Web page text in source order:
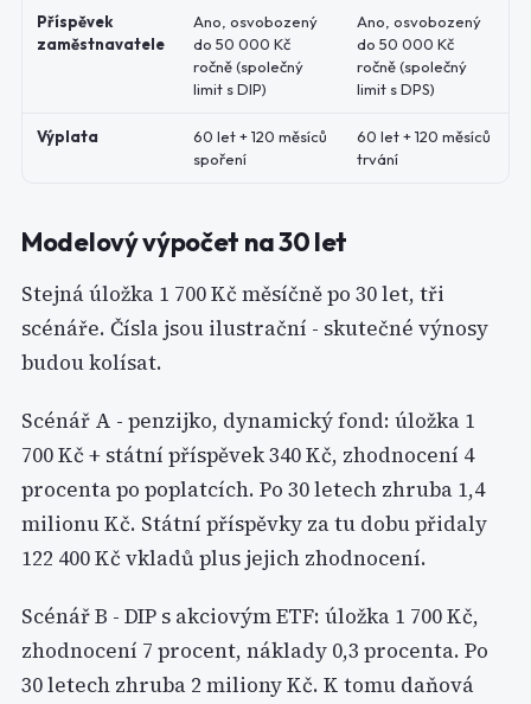
Příspěvek
zaměstnavatele
Ano, osvobozený
do 50 000 Kč
ročně (společný
limit s DIP)
Ano, osvobozený
do 50 000 Kč
ročně (společný
limit s DPS)
Výplata
60 let + 120 měsíců
spoření
60 let + 120 měsíců
trvání
Modelový výpočet na 30 let
Stejná úložka 1 700 Kč měsíčně po 30 let, tři
scénáře. Čísla jsou ilustrační - skutečné výnosy
budou kolísat.
Scénář A - penzijko, dynamický fond: úložka 1
700 Kč + státní příspěvek 340 Kč, zhodnocení 4
procenta po poplatcích. Po 30 letech zhruba 1,4
milionu Kč. Státní příspěvky za tu dobu přidaly
122 400 Kč vkladů plus jejich zhodnocení.
Scénář B - DIP s akciovým ETF: úložka 1 700 Kč,
zhodnocení 7 procent, náklady 0,3 procenta. Po
30 letech zhruba 2 miliony Kč. K tomu daňová